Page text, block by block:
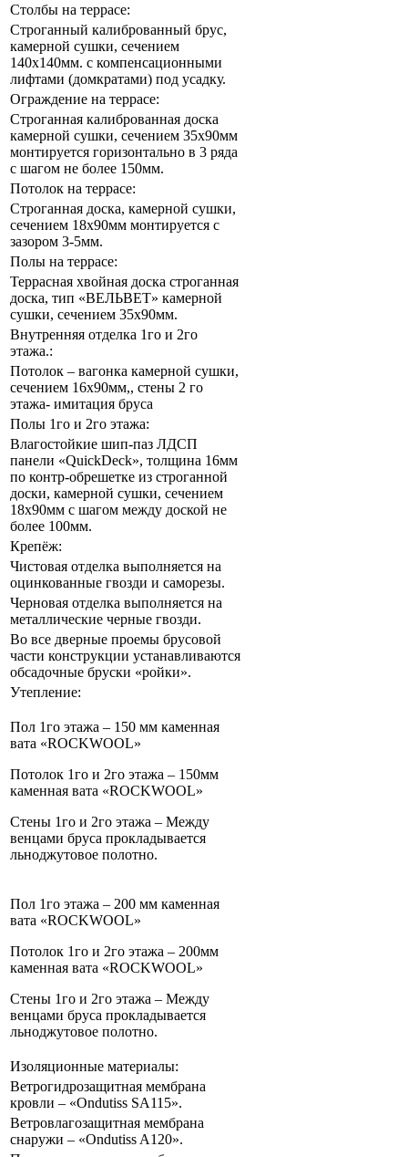
Столбы на террасе:
Строганный калиброванный брус,
камерной сушки, сечением
140х140мм. с компенсационными
лифтами (домкратами) под усадку.
Ограждение на террасе:
Строганная калиброванная доска
камерной сушки, сечением 35х90мм
монтируется горизонтально в 3 ряда
с шагом не более 150мм.
Потолок на террасе:
Строганная доска, камерной сушки,
сечением 18х90мм монтируется с
зазором 3-5мм.
Полы на террасе:
Террасная хвойная доска строганная
доска, тип «ВЕЛЬВЕТ» камерной
сушки, сечением 35х90мм.
Внутренняя отделка 1го и 2го
этажа.:
Потолок – вагонка камерной сушки,
сечением 16х90мм,, стены 2 го
этажа- имитация бруса
Полы 1го и 2го этажа:
Влагостойкие шип-паз ЛДСП
панели «QuickDeck», толщина 16мм
по контр-обрешетке из строганной
доски, камерной сушки, сечением
18х90мм с шагом между доской не
более 100мм.
Крепёж:
Чистовая отделка выполняется на
оцинкованные гвозди и саморезы.
Черновая отделка выполняется на
металлические черные гвозди.
Во все дверные проемы брусовой
части конструкции устанавливаются
обсадочные бруски «ройки».
Утепление:
Пол 1го этажа – 150 мм каменная
вата «ROCKWOOL»
Потолок 1го и 2го этажа – 150мм
каменная вата «ROCKWOOL»
Стены 1го и 2го этажа – Между
венцами бруса прокладывается
льноджутовое полотно.
Пол 1го этажа – 200 мм каменная
вата «ROCKWOOL»
Потолок 1го и 2го этажа – 200мм
каменная вата «ROCKWOOL»
Стены 1го и 2го этажа – Между
венцами бруса прокладывается
льноджутовое полотно.
Изоляционные материалы:
Ветрогидрозащитная мембрана
кровли – «Ondutiss SA115».
Ветровлагозащитная мембрана
снаружи – «Ondutiss A120».